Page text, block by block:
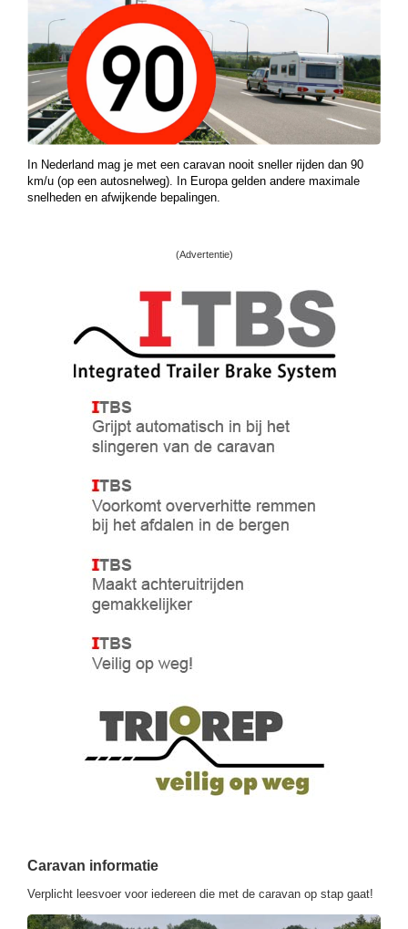
In Nederland mag je met een caravan nooit sneller rijden dan 90
km/u (op een autosnelweg). In Europa gelden andere maximale
snelheden en afwijkende bepalingen.
(Advertentie)
Caravan informatie
Verplicht leesvoer voor iedereen die met de caravan op stap gaat!